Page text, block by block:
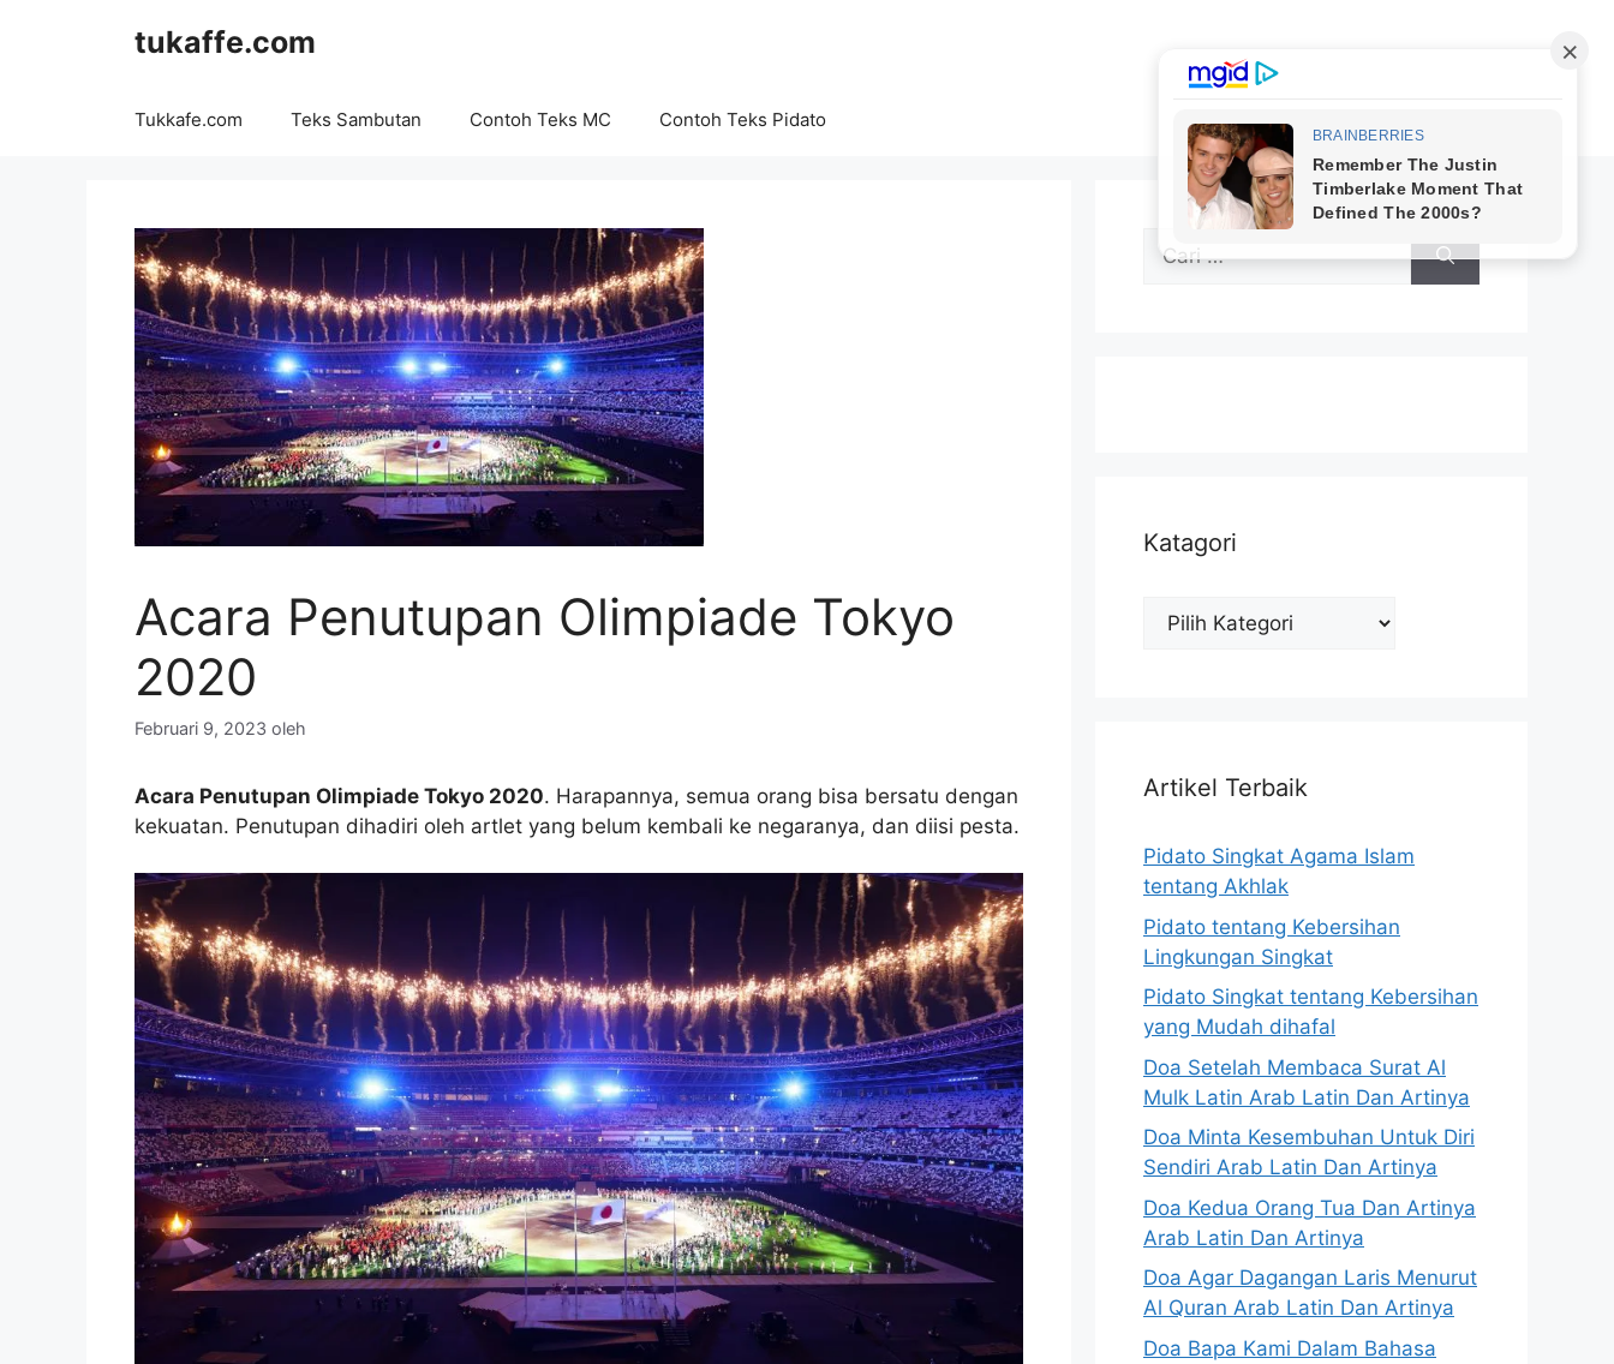
tukaffe.com
Tukkafe.com Teks Sambutan Contoh Teks MC Contoh Teks Pidato
Acara Penutupan Olimpiade Tokyo
2020
Februari 9, 2023 oleh
Acara Penutupan Olimpiade Tokyo 2020. Harapannya, semua orang bisa bersatu dengan
kekuatan. Penutupan dihadiri oleh artlet yang belum kembali ke negaranya, dan diisi pesta.
untuk:
Katagori
Katagori
Artikel Terbaik
Pidato Singkat Agama Islam
tentang Akhlak
Pidato tentang Kebersihan
Lingkungan Singkat
Pidato Singkat tentang Kebersihan
yang Mudah dihafal
Doa Setelah Membaca Surat Al
Mulk Latin Arab Latin Dan Artinya
Doa Minta Kesembuhan Untuk Diri
Sendiri Arab Latin Dan Artinya
Doa Kedua Orang Tua Dan Artinya
Arab Latin Dan Artinya
Doa Agar Dagangan Laris Menurut
Al Quran Arab Latin Dan Artinya
Doa Bapa Kami Dalam Bahasa